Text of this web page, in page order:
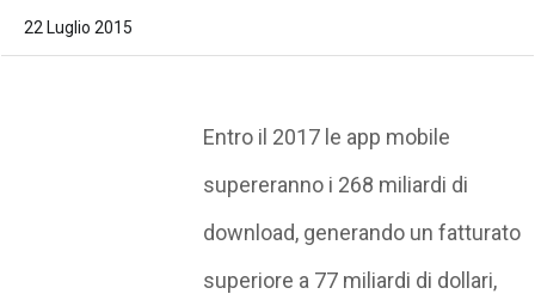
22 Luglio 2015
Entro il 2017 le app mobile
supereranno i 268 miliardi di
download, generando un fatturato
superiore a 77 miliardi di dollari,